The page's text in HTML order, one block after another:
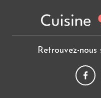
Retrouvez-nous